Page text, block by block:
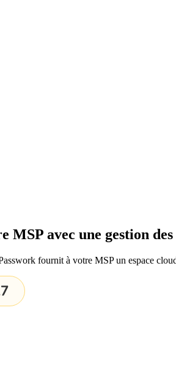
MSP avec une gestion
fournit à votre MSP un espace